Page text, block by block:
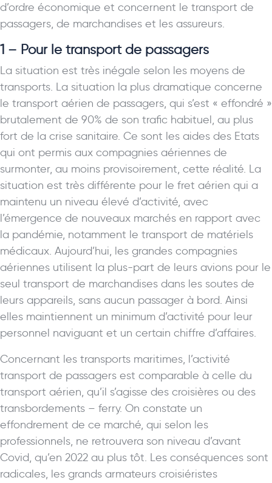
d’ordre économique et concernent le transport de
passagers, de marchandises et les assureurs.
1 – Pour le transport de passagers
La situation est très inégale selon les moyens de
transports. La situation la plus dramatique concerne
le transport aérien de passagers, qui s’est « effondré »
brutalement de 90% de son trafic habituel, au plus
fort de la crise sanitaire. Ce sont les aides des Etats
qui ont permis aux compagnies aériennes de
surmonter, au moins provisoirement, cette réalité. La
situation est très différente pour le fret aérien qui a
maintenu un niveau élevé d’activité, avec
l’émergence de nouveaux marchés en rapport avec
la pandémie, notamment le transport de matériels
médicaux. Aujourd’hui, les grandes compagnies
aériennes utilisent la plus-part de leurs avions pour le
seul transport de marchandises dans les soutes de
leurs appareils, sans aucun passager à bord. Ainsi
elles maintiennent un minimum d’activité pour leur
personnel naviguant et un certain chiffre d’affaires.
Concernant les transports maritimes, l’activité
transport de passagers est comparable à celle du
transport aérien, qu’il s’agisse des croisières ou des
transbordements – ferry. On constate un
effondrement de ce marché, qui selon les
professionnels, ne retrouvera son niveau d’avant
Covid, qu’en 2022 au plus tôt. Les conséquences sont
radicales, les grands armateurs croisiéristes